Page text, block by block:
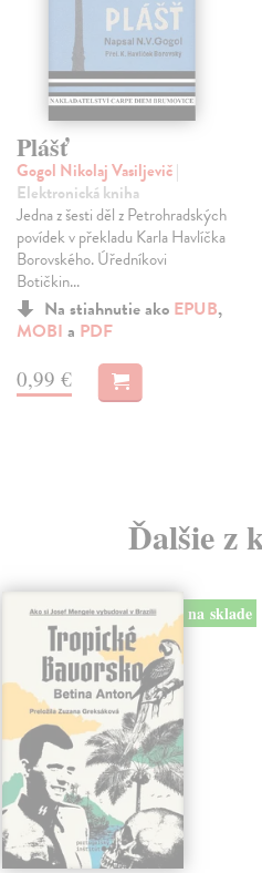
Plášť
Gogol Nikolaj Vasiljevič|
Elektronická kniha
Jedna z šesti děl z Petrohradských
povídek v překladu Karla Havlíčka
Borovského. Úředníkovi
Botičkin...
Na stiahnutie ako EPUB,
MOBI a PDF
0,99 €
Ďalšie z
na sklade